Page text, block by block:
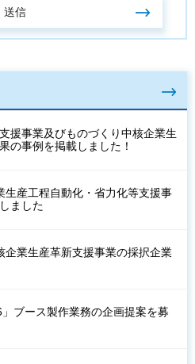
援事業及びものづくり中核企業生
の事例を掲載しました！
生産工程自動化・省力化等支援事
ました
企業生産革新支援事業の採択企業
」ブース製作業務の企画提案を募